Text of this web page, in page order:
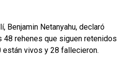
Benjamin Netanyahu, declaró
rehenes que siguen retenidos
están vivos y 28 fallecieron.